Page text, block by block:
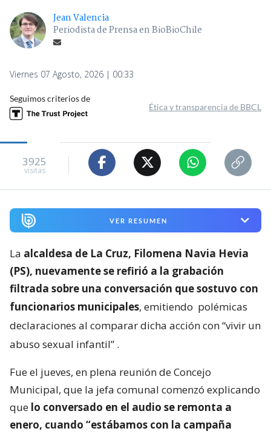
Jean Valencia
Periodista de Prensa en BioBioChile
Viernes 07 Agosto, 2026 | 00:33
Seguimos criterios de
Ética y transparencia de BBCL
3925
visitas
VER RESUMEN
La alcaldesa de La Cruz, Filomena Navia Hevia
(PS), nuevamente se refirió a la grabación
filtrada sobre una conversación que sostuvo con
funcionarios municipales, emitiendo polémicas
declaraciones al comparar dicha acción con “vivir un
abuso sexual infantil” .
Fue el jueves, en plena reunión de Concejo
Municipal, que la jefa comunal comenzó explicando
que lo conversado en el audio se remonta a
enero, cuando “estábamos con la campaña